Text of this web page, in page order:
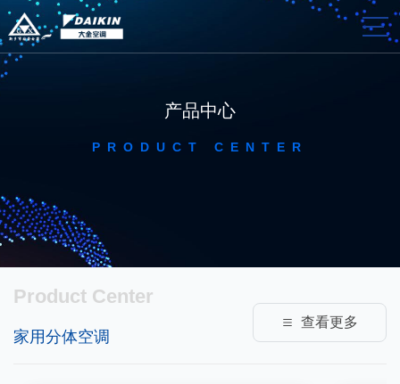
产品中心
PRODUCT CENTER
Product Center
家用分体空调
查看更多